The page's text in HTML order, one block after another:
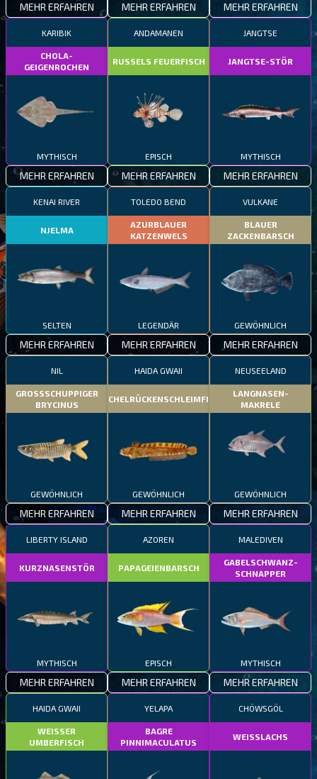
MEHR ERFAHREN MEHR ERFAHREN MEHR ERFAHREN
KARIBIK
CHOLA-
GEIGENROCHEN
MYTHISCH
MEHR ERFAHREN
ANDAMANEN
RUSSELS FEUERFISCH
EPISCH
MEHR ERFAHREN
JANGTSE
JANGTSE-STÖR
MYTHISCH
MEHR ERFAHREN
KENAI RIVER
NJELMA
SELTEN
MEHR ERFAHREN
TOLEDO BEND
AZURBLAUER
KATZENWELS
LEGENDÄR
MEHR ERFAHREN
VULKANE
BLAUER
ZACKENBARSCH
GEWÖHNLICH
MEHR ERFAHREN
NIL
GROSSSCHUPPIGER
BRYCINUS
GEWÖHNLICH
MEHR ERFAHREN
HAIDA GWAII
STACHELRÜCKENSCHLEIMFISCH
GEWÖHNLICH
MEHR ERFAHREN
NEUSEELAND
LANGNASEN-
MAKRELE
GEWÖHNLICH
MEHR ERFAHREN
LIBERTY ISLAND
KURZNASENSTÖR
MYTHISCH
MEHR ERFAHREN
AZOREN
PAPAGEIENBARSCH
EPISCH
MEHR ERFAHREN
MALEDIVEN
GABELSCHWANZ-
SCHNAPPER
MYTHISCH
MEHR ERFAHREN
HAIDA GWAII
WEISSER
UMBERFISCH
YELAPA
BAGRE
PINNIMACULATUS
CHÖWSGÖL
WEISSLACHS